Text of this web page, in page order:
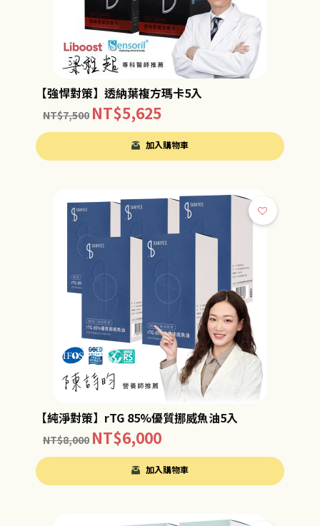
【強悍對策】透納葉複方瑪卡5入
NT$7,500 NT$5,625
加入購物車
【純淨對策】rTG 85%優質挪威魚油5入
NT$8,000 NT$6,000
加入購物車